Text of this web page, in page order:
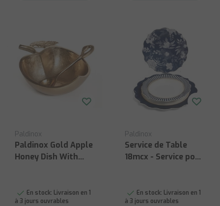
Paldinox
Paldinox Gold Apple
Honey Dish With
En stock: Livraison en 1
à 3 jours ouvrables
Paldinox
Service de Table
18mcx - Service pour
En stock: Livraison en 1
à 3 jours ouvrables